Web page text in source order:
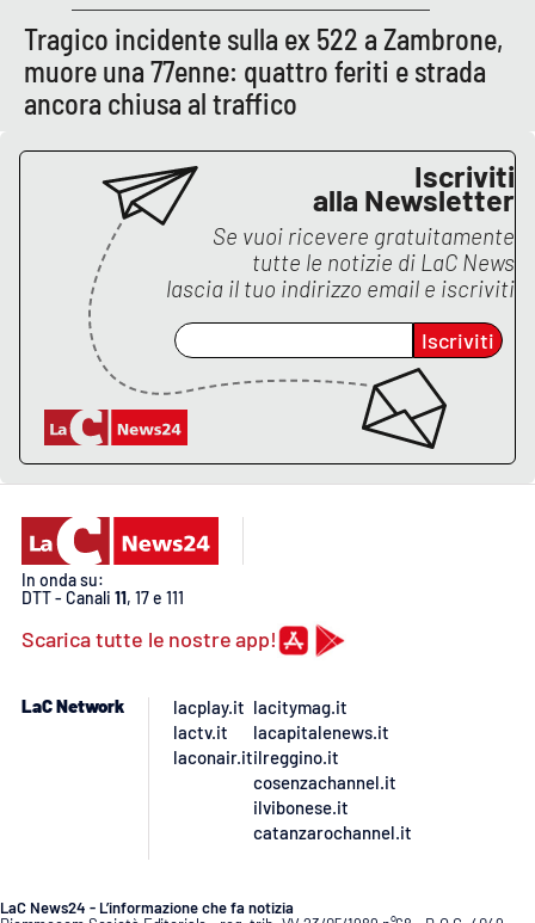
Tragico incidente sulla ex 522 a Zambrone,
muore una 77enne: quattro feriti e strada
ancora chiusa al traffico
Iscriviti
alla Newsletter
Se vuoi ricevere gratuitamente
tutte le notizie di LaC News
lascia il tuo indirizzo email e iscriviti
Iscriviti
In onda su:
DTT - Canali 11, 17 e 111
Scarica tutte le nostre app!
LaC Network
lacplay.it
lactv.it
laconair.it
lacitymag.it
lacapitalenews.it
ilreggino.it
cosenzachannel.it
ilvibonese.it
catanzarochannel.it
LaC News24 - L’informazione che fa notizia